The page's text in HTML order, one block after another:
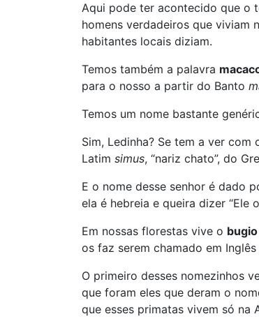
Aqui pode ter acontecido que o
homens verdadeiros que viviam
habitantes locais diziam.
Temos também a palavra
para o nosso a partir do Banto
Temos um nome bastante
Sim, Ledinha? Se tem a ver com
Latim simus, “nariz chato”, do
E o nome desse senhor é dado
ela é hebreia e queira dizer “Ele
Em nossas florestas vive o bugio
os faz serem chamado em Inglês
O primeiro desses nomezinhos
que foram eles que deram o
que esses primatas vivem só na